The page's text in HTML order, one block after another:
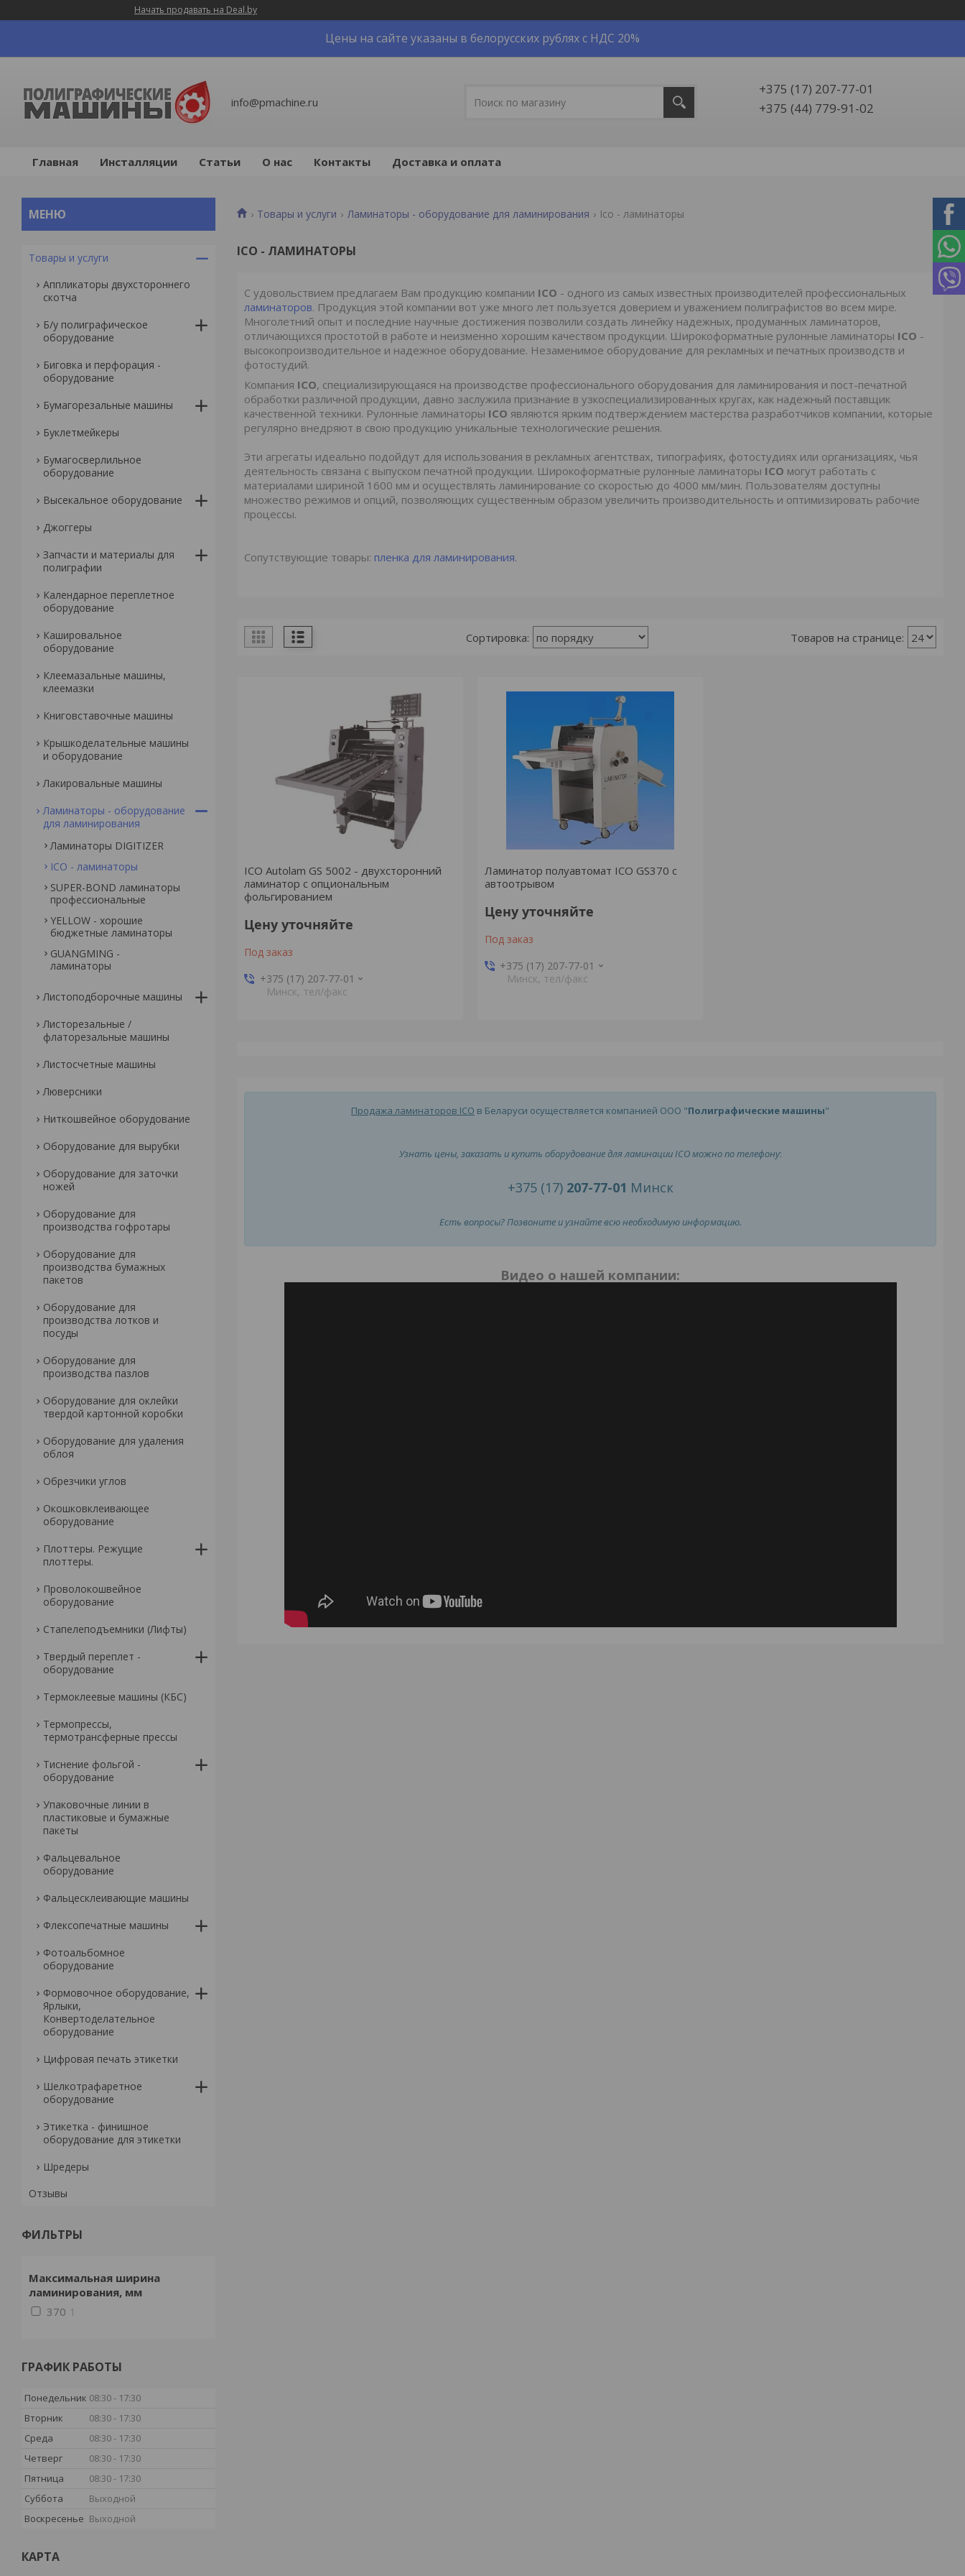
Начать продавать на Deal.by
Цены на сайте указаны в белорусских рублях с НДС 20%
info@pmachine.ru
+375 (17) 207-77-01
+375 (44) 779-91-02
Главная Инсталляции Статьи О нас Контакты Доставка и оплата
Товары и услуги Ламинаторы - оборудование для ламинирования Ico - ламинаторы
ICO - ЛАМИНАТОРЫ
С удовольствием предлагаем Вам продукцию компании ICO - одного из самых известных производителей профессиональных
ламинаторов. Продукция этой компании вот уже много лет пользуется доверием и уважением полиграфистов во всем мире.
Многолетний опыт и последние научные достижения позволили создать линейку надежных, продуманных ламинаторов,
отличающихся простотой в работе и неизменно хорошим качеством продукции. Широкоформатные рулонные ламинаторы ICO -
высокопроизводительное и надежное оборудование. Незаменимое оборудование для рекламных и печатных производств и
фотостудий.
Компания ICO, специализирующаяся на производстве профессионального оборудования для ламинирования и пост-печатной
обработки различной продукции, давно заслужила признание в узкоспециализированных кругах, как надежный поставщик
качественной техники. Рулонные ламинаторы ICO являются ярким подтверждением мастерства разработчиков компании, которые
регулярно внедряют в свою продукцию уникальные технологические решения.
Эти агрегаты идеально подойдут для использования в рекламных агентствах, типографиях, фотостудиях или организациях, чья
деятельность связана с выпуском печатной продукции. Широкоформатные рулонные ламинаторы ICO могут работать с
материалами шириной 1600 мм и осуществлять ламинирование со скоростью до 4000 мм/мин. Пользователям доступны
множество режимов и опций, позволяющих существенным образом увеличить производительность и оптимизировать рабочие
процессы.
​Сопутствующие товары: пленка для ламинирования.
ICO Autolam GS 5002 - двухсторонний
ламинатор с опциональным
фольгированием
Цену уточняйте
Под заказ
+375 (17) 207-77-01
Минск, тел/факс
Ламинатор полуавтомат ICO GS370 с
автоотрывом
Цену уточняйте
Под заказ
+375 (17) 207-77-01
Минск, тел/факс
Продажа ламинаторов ICO в Беларуси осуществляется компанией ООО "Полиграфические машины"
Узнать цены, заказать и купить оборудование для ламинации ICO можно по телефону:
+375 (17) 207-77-01 Минск
Есть вопросы? Позвоните и узнайте всю необходимую информацию.
Видео о нашей компании:
Товары и услуги
Аппликаторы двухстороннего
скотча
Б/у полиграфическое
оборудование
Биговка и перфорация -
оборудование
Бумагорезальные машины
Буклетмейкеры
Бумагосверлильное
оборудование
Высекальное оборудование
Джоггеры
Запчасти и материалы для
полиграфии
Календарное переплетное
оборудование
Кашировальное
оборудование
Клеемазальные машины,
клеемазки
Книговставочные машины
Крышкоделательные машины
и оборудование
Лакировальные машины
Ламинаторы - оборудование
для ламинирования
Ламинаторы DIGITIZER
ICO - ламинаторы
SUPER-BOND ламинаторы
профессиональные
YELLOW - хорошие
бюджетные ламинаторы
GUANGMING -
ламинаторы
Листоподборочные машины
Листорезальные /
флаторезальные машины
Листосчетные машины
Люверсники
Ниткошвейное оборудование
Оборудование для вырубки
Оборудование для заточки
ножей
Оборудование для
производства гофротары
Оборудование для
производства бумажных
пакетов
Оборудование для
производства лотков и
посуды
Оборудование для
производства пазлов
Оборудование для оклейки
твердой картонной коробки
Оборудование для удаления
облоя
Обрезчики углов
Окошковклеивающее
оборудование
Плоттеры. Режущие
плоттеры.
Проволокошвейное
оборудование
Стапелеподъемники (Лифты)
Твердый переплет -
оборудование
Термоклеевые машины (КБС)
Термопрессы,
термотрансферные прессы
Тиснение фольгой -
оборудование
Упаковочные линии в
пластиковые и бумажные
пакеты
Фальцевальное
оборудование
Фальцесклеивающие машины
Флексопечатные машины
Фотоальбомное
оборудование
Формовочное оборудование,
Ярлыки,
Конвертоделательное
оборудование
Цифровая печать этикетки
Шелкотрафаретное
оборудование
Этикетка - финишное
оборудование для этикетки
Шредеры
Отзывы
ФИЛЬТРЫ
Максимальная ширина
ламинирования, мм
370 1
ГРАФИК РАБОТЫ
Понедельник 08:30
17:30
Вторник
08:30
17:30
Среда
08:30
17:30
Четверг
08:30
17:30
Пятница
08:30
17:30
Суббота
Выходной
Воскресенье Выходной
КАРТА